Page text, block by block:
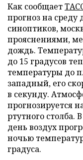
Как сообщает
прогноз на
синоптиков,
прояснениями,
дождь.
до 15 градусов
температуры до
западный, его
в секунду.
прогнозируется
ртутного столба.
день воздух
ночью
градуса.